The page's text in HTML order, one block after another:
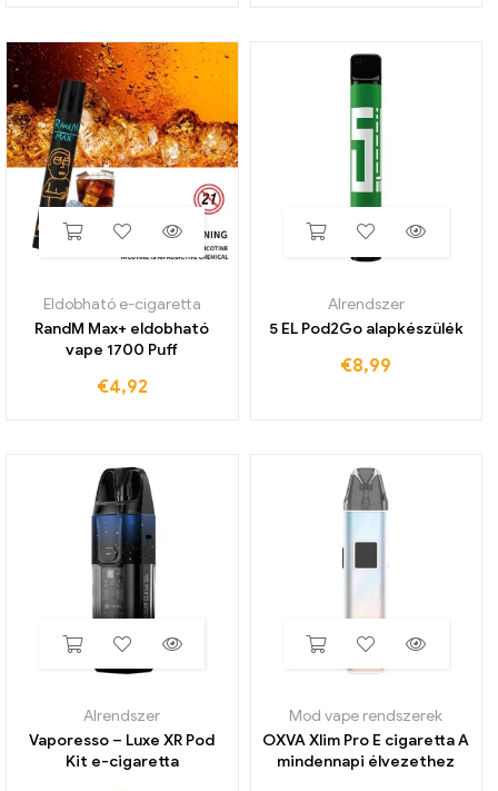
Eldobható e-cigaretta
RandM Max+ eldobható
vape 1700 Puff
€4,92
Alrendszer
5 EL Pod2Go alapkészülék
€8,99
Alrendszer
Vaporesso – Luxe XR Pod
Kit e-cigaretta
Mod vape rendszerek
OXVA Xlim Pro E cigaretta A
mindennapi élvezethez